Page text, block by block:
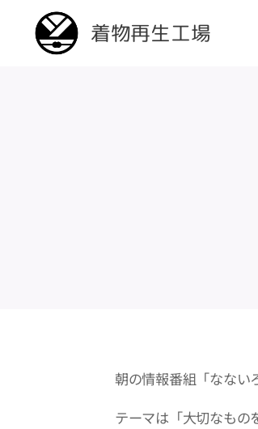
着物再生工場
朝の情報番組「なない
テーマは「大切なもの